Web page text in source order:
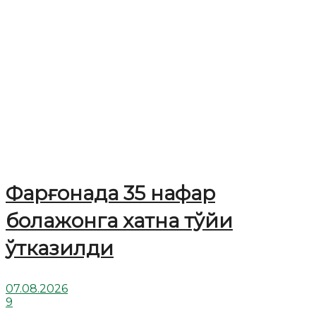
Фарғонада 35 нафар
болажонга хатна тўйи
ўтказилди
07.08.2026
9